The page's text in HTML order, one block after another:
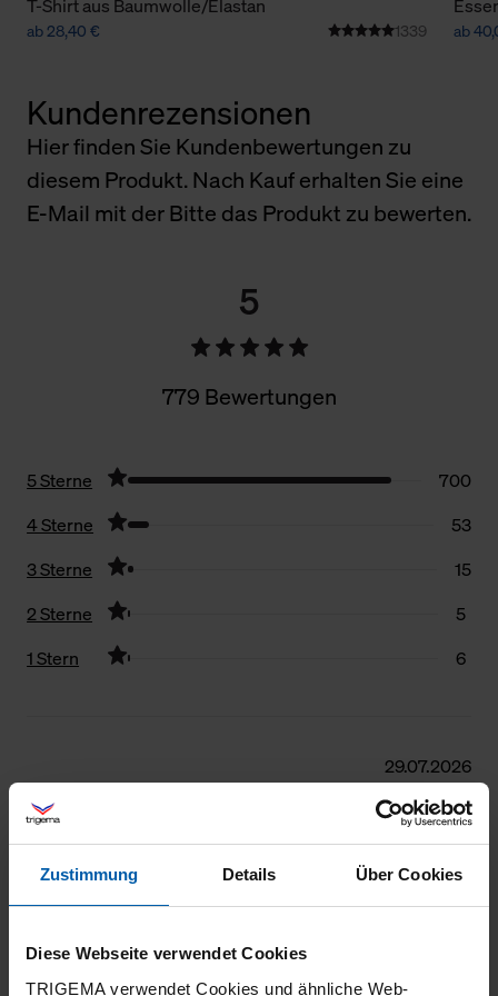
Zustimmung Details Über Cookies
Diese Webseite verwendet Cookies
TRIGEMA verwendet Cookies und ähnliche Web-
T-Shirt aus Baumwolle/Elastan
ab 28,40 € 1339 ab
Kundenrezensionen
Hier finden Sie Kundenbewertungen zu
diesem Produkt. Nach Kauf erhalten Sie eine
E-Mail mit der Bitte das Produkt zu bewerten.
5
779 Bewertungen
5 Sterne
700
4 Sterne
53
3 Sterne
15
2 Sterne
5
1 Stern
6
29.07.2026
Tolle Passform und Qualität.